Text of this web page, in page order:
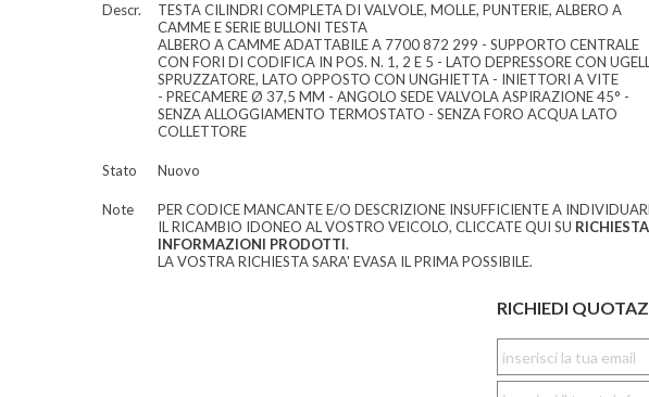
Descr.
TESTA CILINDRI COMPLETA DI VALVOLE, MOLLE, PUNTERIE, ALBERO A
CAMME E SERIE BULLONI TESTA
ALBERO A CAMME ADATTABILE A 7700 872 299 - SUPPORTO CENTRALE
CON FORI DI CODIFICA IN POS. N. 1, 2 E 5 - LATO DEPRESSORE CON
SPRUZZATORE, LATO OPPOSTO CON UNGHIETTA - INIETTORI A VITE
- PRECAMERE Ø 37,5 MM - ANGOLO SEDE VALVOLA ASPIRAZIONE 45° -
SENZA ALLOGGIAMENTO TERMOSTATO - SENZA FORO ACQUA LATO
COLLETTORE
Stato Nuovo
Note
PER CODICE MANCANTE E/O DESCRIZIONE INSUFFICIENTE A
IL RICAMBIO IDONEO AL VOSTRO VEICOLO, CLICCATE QUI SU RICHIESTA
INFORMAZIONI PRODOTTI.
LA VOSTRA RICHIESTA SARA' EVASA IL PRIMA POSSIBILE.
RICHIEDI